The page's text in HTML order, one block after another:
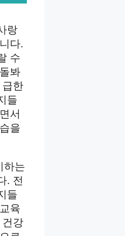
랑
다.
수
봐
급한
들
서
을
하는
. 전
들
육
건강